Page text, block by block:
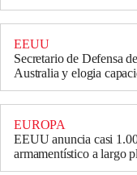
EEUU
Secretario de Defensa
Australia y elogia
EUROPA
EEUU anuncia casi
armamentístico a largo